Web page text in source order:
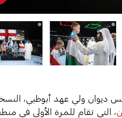
ديوان ولي عهد أبوظبي،
، التي تقام للمرة الأولى في